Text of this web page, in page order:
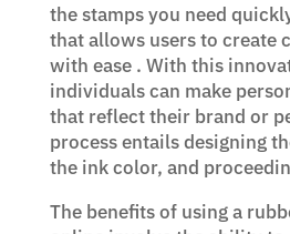
the stamps you need
that allows users to create
with ease . With this
individuals can make
that reflect their brand or
process entails designing
the ink color, and
The benefits of using a